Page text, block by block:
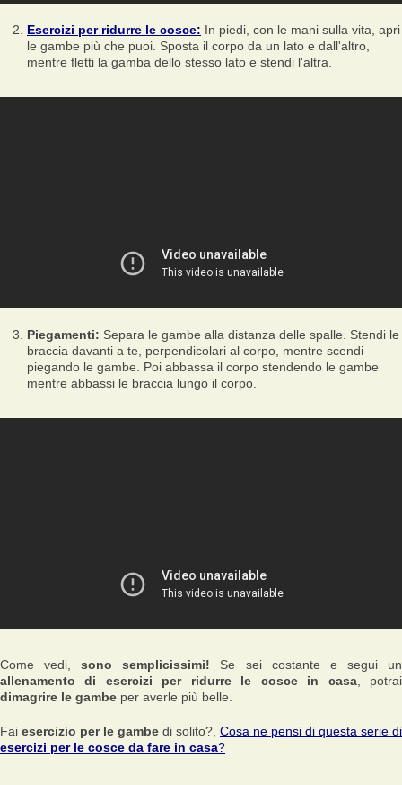
Esercizi per ridurre le cosce: In piedi, con le mani sulla vita, apri
le gambe più che puoi. Sposta il corpo da un lato e dall'altro,
mentre fletti la gamba dello stesso lato e stendi l'altra.
Piegamenti: Separa le gambe alla distanza delle spalle. Stendi le
braccia davanti a te, perpendicolari al corpo, mentre scendi
piegando le gambe. Poi abbassa il corpo stendendo le gambe
mentre abbassi le braccia lungo il corpo.
Come vedi,sono semplicissimi! Se sei costante e segui un
allenamento di esercizi per ridurre le cosce in casa, potrai
dimagrire le gambe per averle più belle.
Fai esercizio per le gambe di solito?, Cosa ne pensi di questa serie di
esercizi per le cosce da fare in casa?